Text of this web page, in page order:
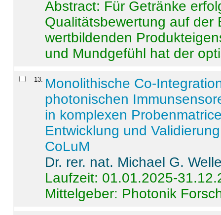
Abstract: Für Getränke
Qualitätsbewertung auf der
wertbildenden
und Mundgefühl hat der
13
Monolithische Co-
photonischen
in komplexen
Entwicklung und
CoLuM
Dr. rer. nat. Michael G.
Laufzeit: 01.01.2025-
Mittelgeber: Photonik